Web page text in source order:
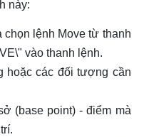
này:
lệnh Move từ thanh
vào thanh lệnh.
hoặc các đối tượng cần
(base point) - điểm mà